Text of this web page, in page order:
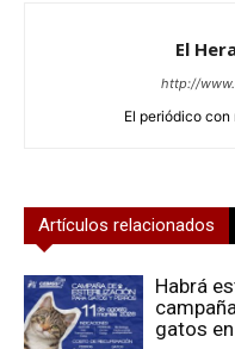
El
http://
El periódico
Artículos relacionados
Habrá
gatos